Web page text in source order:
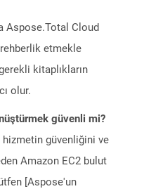
Aspose.Total Cloud
rehberlik etmekle
kitaplıkların
olur.
güvenli mi?
güvenliğini ve
Amazon EC2 bulut
[Aspose'un